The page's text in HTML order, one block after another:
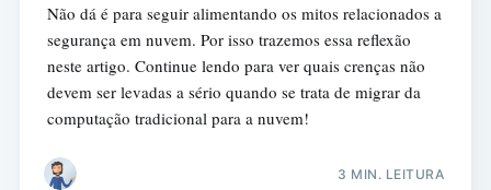
Não dá é para seguir alimentando os mitos relacionados a
segurança em nuvem. Por isso trazemos essa reflexão
neste artigo. Continue lendo para ver quais crenças não
devem ser levadas a sério quando se trata de migrar da
computação tradicional para a nuvem!
3 MIN. LEITURA